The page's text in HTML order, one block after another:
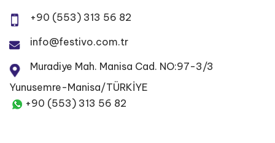
+90 (553) 313 56 82
info@festivo.com.tr
Muradiye Mah. Manisa Cad. NO:97-3/3
Yunusemre-Manisa/TÜRKİYE
+90 (553) 313 56 82